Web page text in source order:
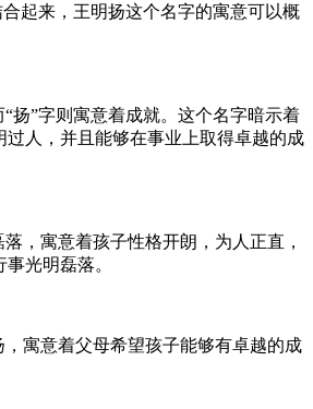
合起来，王明扬这个名字的寓意可以概
扬”字则寓意着成就。这个名字暗示着
过人，并且能够在事业上取得卓越的成
，寓意着孩子性格开朗，为人正直，
光明磊落。
，寓意着父母希望孩子能够有卓越的成